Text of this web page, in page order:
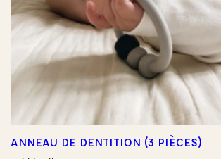
ANNEAU DE DENTITION (3 PIÈCES)